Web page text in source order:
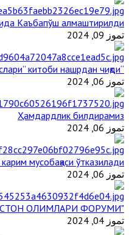
Каъбапўш алмаштирилди
تموز 09, 2024
“Ислом фиқҳи асослари” китоби нашрдан чиқди
تموز 06, 2024
Ҳамдардлик билдирамиз
تموز 06, 2024
мусобақаси ўтказилади
تموز 06, 2024
"БУЮК АЖДОДЛАР МЕРОСИ – III РЕНЕССАНС ПОЙДЕВОРИ" ЎЗБЕКИСТОН ОЛИМЛАРИ ФОРУМИ
تموز 04, 2024